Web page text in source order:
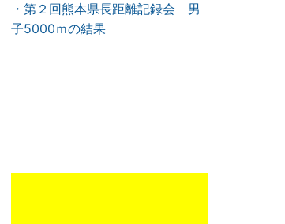
・第２回熊本県長距離記録会 男
子5000ｍの結果